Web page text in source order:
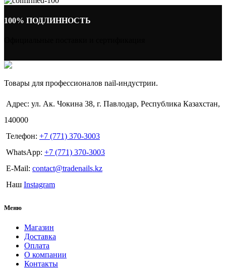
100% ПОДЛИННОСТЬ
Товары для профессионалов nail-индустрии.
Адрес: ул. Ак. Чокина 38, г. Павлодар, Республика Казахстан,
140000
Телефон: +7 (771) 370-3003
WhatsApp: +7 (771) 370-3003
E-Mail: contact@tradenails.kz
Наш Instagram
Меню
Магазин
Доставка
Оплата
О компании
Контакты